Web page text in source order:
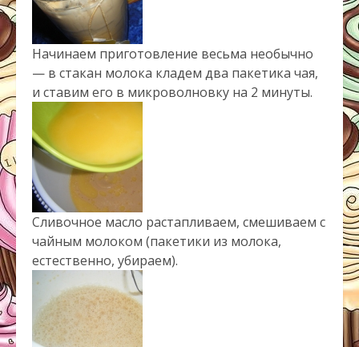
Начинаем приготовление весьма необычно
— в стакан молока кладем два пакетика чая,
и ставим его в микроволновку на 2 минуты.
Сливочное масло растапливаем, смешиваем с
чайным молоком (пакетики из молока,
естественно, убираем).